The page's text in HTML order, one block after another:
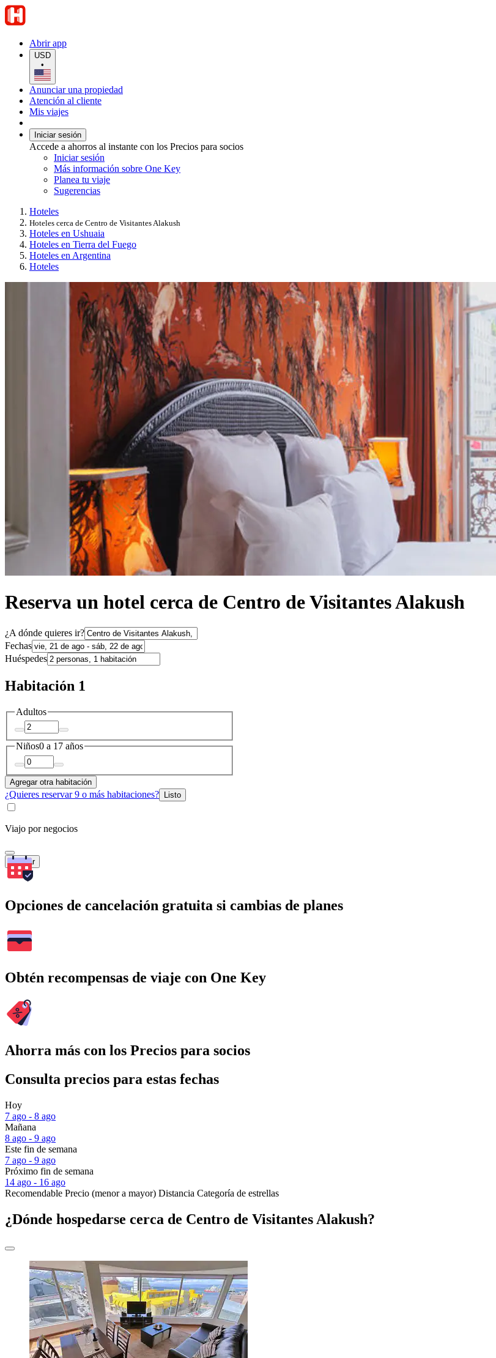
Abrir app
USD
•
Anunciar una propiedad
Atención al cliente
Mis viajes
Iniciar sesión
Accede a ahorros al instante con los Precios para socios
Iniciar sesión
Más información sobre One Key
Planea tu viaje
Sugerencias
Hoteles
Hoteles cerca de Centro de Visitantes Alakush
Hoteles en Ushuaia
Hoteles en Tierra del Fuego
Hoteles en Argentina
Hoteles
Reserva un hotel cerca de Centro de Visitantes Alakush
¿A dónde quieres ir?
Fechas
Huéspedes
Habitación 1
Adultos
Niños0 a 17 años
Agregar otra habitación
¿Quieres reservar 9 o más habitaciones? Listo
Viajo por negocios
Buscar
Opciones de cancelación gratuita si cambias de planes
Obtén recompensas de viaje con One Key
Ahorra más con los Precios para socios
Consulta precios para estas fechas
Hoy
7 ago - 8 ago
Mañana
8 ago - 9 ago
Este fin de semana
7 ago - 9 ago
Próximo fin de semana
14 ago - 16 ago
Recomendable Precio (menor a mayor) Distancia Categoría de estrellas
¿Dónde hospedarse cerca de Centro de Visitantes Alakush?